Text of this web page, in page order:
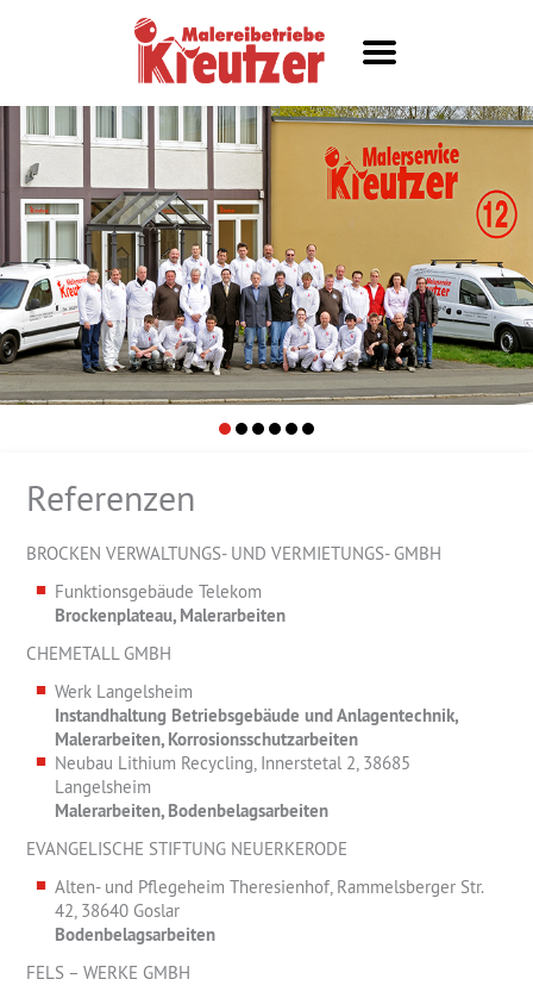
Referenzen
BROCKEN VERWALTUNGS- UND VERMIETUNGS- GMBH
Funktionsgebäude Telekom
Brockenplateau, Malerarbeiten
CHEMETALL GMBH
Werk Langelsheim
Instandhaltung Betriebsgebäude und Anlagentechnik,
Malerarbeiten, Korrosionsschutzarbeiten
Neubau Lithium Recycling, Innerstetal 2, 38685
Langelsheim
Malerarbeiten, Bodenbelagsarbeiten
EVANGELISCHE STIFTUNG NEUERKERODE
Alten- und Pflegeheim Theresienhof, Rammelsberger Str.
42, 38640 Goslar
Bodenbelagsarbeiten
FELS – WERKE GMBH